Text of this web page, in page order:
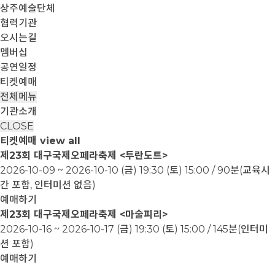
상주예술단체
협력기관
오시는길
멤버십
공연일정
티켓예매
전체메뉴
기관소개
CLOSE
티켓예매 view all
제23회 대구국제오페라축제 <투란도트>
2026-10-09 ~ 2026-10-10 (금) 19:30 (토) 15:00 / 90분(교육시
간 포함, 인터미션 없음)
예매하기
제23회 대구국제오페라축제 <마술피리>
2026-10-16 ~ 2026-10-17 (금) 19:30 (토) 15:00 / 145분(인터미
션 포함)
예매하기